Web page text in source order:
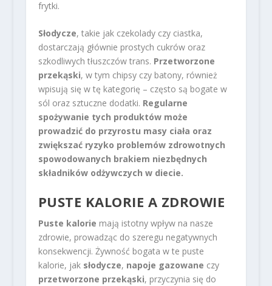
frytki.
Słodycze, takie jak czekolady czy ciastka,
dostarczają głównie prostych cukrów oraz
szkodliwych tłuszczów trans. Przetworzone
przekąski, w tym chipsy czy batony, również
wpisują się w tę kategorię – często są bogate w
sól oraz sztuczne dodatki. Regularne
spożywanie tych produktów może
prowadzić do przyrostu masy ciała oraz
zwiększać ryzyko problemów zdrowotnych
spowodowanych brakiem niezbędnych
składników odżywczych w diecie.
PUSTE KALORIE A ZDROWIE
Puste kalorie mają istotny wpływ na nasze
zdrowie, prowadząc do szeregu negatywnych
konsekwencji. Żywność bogata w te puste
kalorie, jak słodycze, napoje gazowane czy
przetworzone przekąski, przyczynia się do